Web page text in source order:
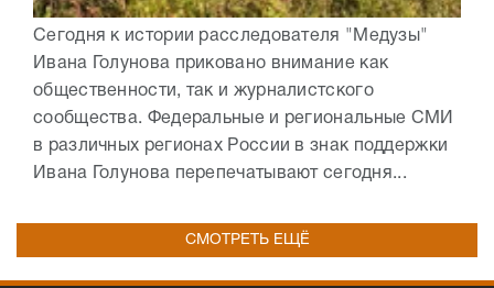
Сегодня к истории расследователя "Медузы"
Ивана Голунова приковано внимание как
общественности, так и журналистского
сообщества. Федеральные и региональные СМИ
в различных регионах России в знак поддержки
Ивана Голунова перепечатывают сегодня...
СМОТРЕТЬ ЕЩЁ